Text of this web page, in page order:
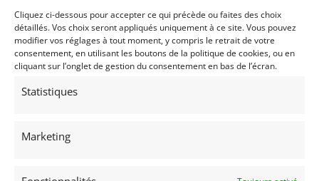
Cliquez ci-dessous pour accepter ce qui précède ou faites des choix
détaillés. Vos choix seront appliqués uniquement à ce site. Vous pouvez
modifier vos réglages à tout moment, y compris le retrait de votre
consentement, en utilisant les boutons de la politique de cookies, ou en
cliquant sur l’onglet de gestion du consentement en bas de l’écran.
Statistiques
Marketing
Voir l'annonce deYoan MARTINEZ
Publié: 3 février 2026 (il y a 6 mois)
AUTO
GT Rallye FIA
Grand Tourisme [GT]